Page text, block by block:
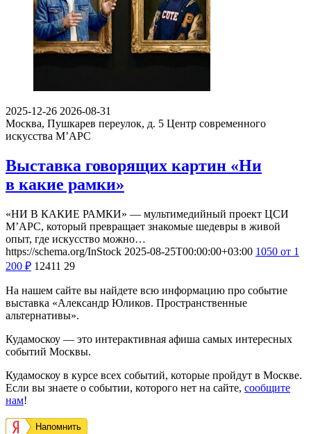
2025-12-26 2026-08-31
Москва, Пушкарев переулок, д. 5 Центр современного
искусства М’АРС
Выставка говорящих картин «Ни
в какие рамки»
«НИ В КАКИЕ РАМКИ» — мультимедийный проект ЦСИ
М’АРС, который превращает знакомые шедевры в живой
опыт, где искусство можно…
https://schema.org/InStock 2025-08-25T00:00:00+03:00 1050 от 1
200 ₽ 12411 29
На нашем сайте вы найдете всю информацию про событие
выставка «Александр Юликов. Пространственные
альтернативы».
Кудамоскоу — это интерактивная афиша самых интересных
событий Москвы.
Кудамоскоу в курсе всех событий, которые пройдут в Москве.
Если вы знаете о событии, которого нет на сайте, сообщите
нам!
Напомнить